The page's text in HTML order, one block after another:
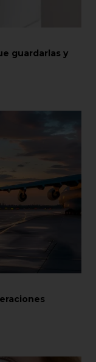
guardarlas y